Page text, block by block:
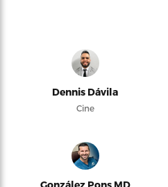
Dennis Dávila
Cine
González Pons MD